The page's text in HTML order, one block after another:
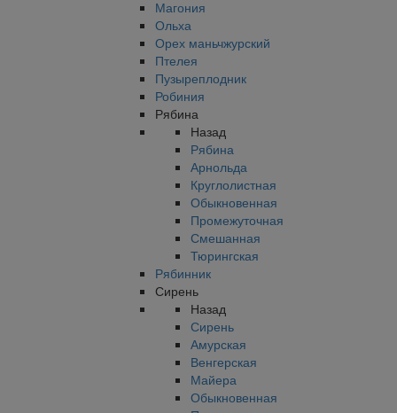
Магония
Ольха
Орех маньчжурский
Птелея
Пузыреплодник
Робиния
Рябина
Назад
Рябина
Арнольда
Круглолистная
Обыкновенная
Промежуточная
Смешанная
Тюрингская
Рябинник
Сирень
Назад
Сирень
Амурская
Венгерская
Майера
Обыкновенная